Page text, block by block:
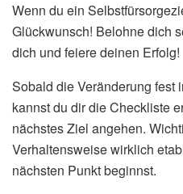
Wenn du ein
Glückwunsch! Belohne dich
dich und feiere deinen Erfolg!
Sobald die Veränderung fest
kannst du dir die Checkliste
nächstes Ziel angehen.
Verhaltensweise wirklich
nächsten Punkt beginnst.